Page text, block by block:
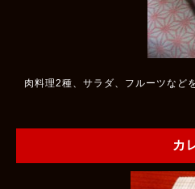
肉料理2種、サラダ、フルーツなど
カ